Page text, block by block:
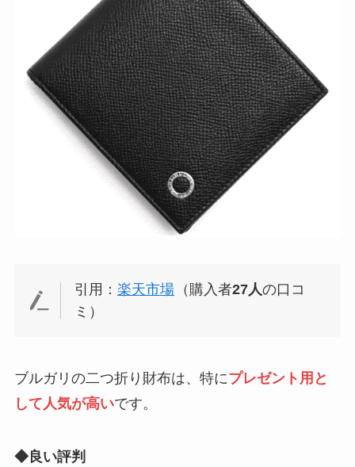
引用：楽天市場 （購入者27人の口コ
ミ）
ブルガリの二つ折り財布は、特にプレゼント用と
して人気が高いです。
◆良い評判